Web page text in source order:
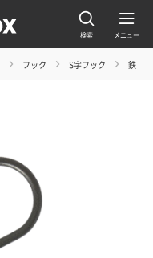
フック S字フック 鉄